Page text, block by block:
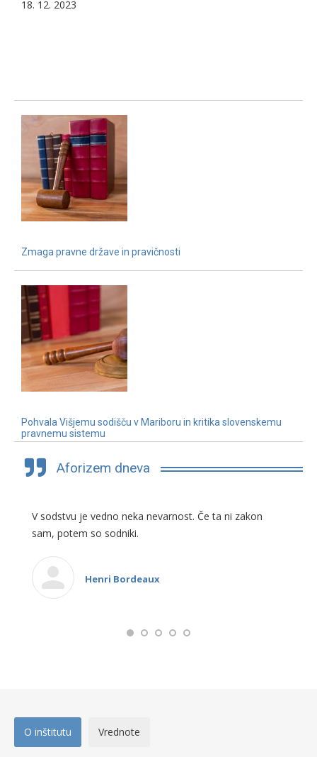
18. 12. 2023
Zmaga pravne države in pravičnosti
Pohvala Višjemu sodišču v Mariboru in kritika slovenskemu
pravnemu sistemu
3. 7. 2019
Aforizem dneva
V sodstvu je vedno neka nevarnost. Če ta ni zakon
sam, potem so sodniki.
Henri Bordeaux
O inštitutu Vrednote